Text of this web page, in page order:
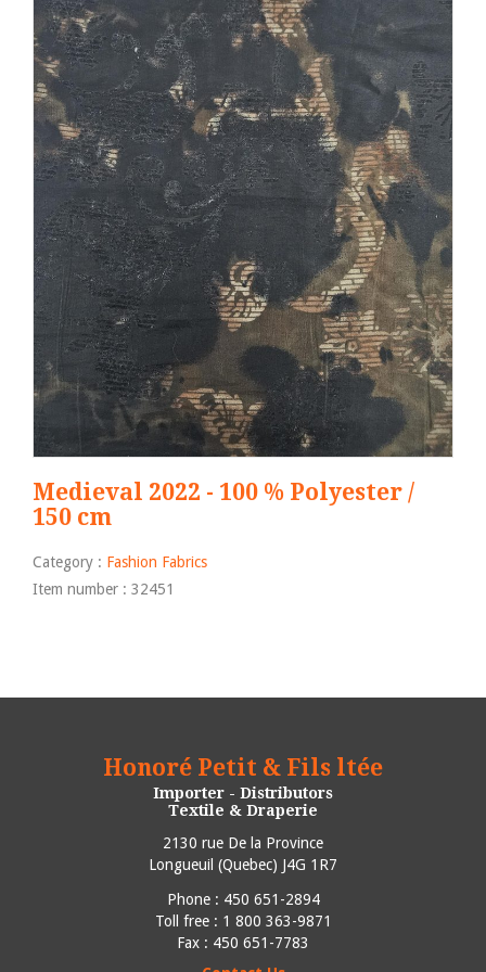
Medieval 2022 - 100 % Polyester /
150 cm
Category : Fashion Fabrics
Item number : 32451
Honoré Petit & Fils ltée
Importer - Distributors
Textile & Draperie
2130 rue De la Province
Longueuil (Quebec) J4G 1R7
Phone : 450 651-2894
Toll free : 1 800 363-9871
Fax : 450 651-7783